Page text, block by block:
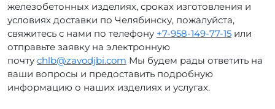
железобетонных изделиях, сроках изготовления и
условиях доставки по Челябинску, пожалуйста,
свяжитесь с нами по телефону +7-958-149-77-15 или
отправьте заявку на электронную
почту chlb@zavodjbi.com Мы будем рады ответить на
ваши вопросы и предоставить подробную
информацию о наших изделиях и услугах.